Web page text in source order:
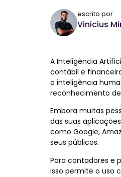
escrito por
Vinicius
A Inteligência
contábil e
a inteligência
reconhecimento
Embora muitas
das suas
como Google,
seus públicos.
Para contadores e
isso permite o uso